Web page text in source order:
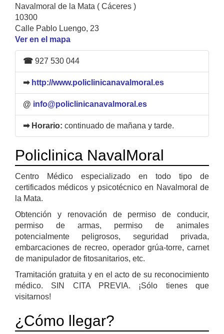
Navalmoral de la Mata ( Cáceres )
10300
Calle Pablo Luengo, 23
Ver en el mapa
☎ 927 530 044
➡ http://www.policlinicanavalmoral.es
@ info@policlinicanavalmoral.es
➡ Horario: continuado de mañana y tarde.
Policlinica NavalMoral
Centro Médico especializado en todo tipo de
certificados médicos y psicotécnico en Navalmoral de
la Mata.
Obtención y renovación de permiso de conducir,
permiso de armas, permiso de animales
potencialmente peligrosos, seguridad privada,
embarcaciones de recreo, operador grúa-torre, carnet
de manipulador de fitosanitarios, etc.
Tramitación gratuita y en el acto de su reconocimiento
médico. SIN CITA PREVIA. ¡Sólo tienes que
visitarnos!
¿Cómo llegar?